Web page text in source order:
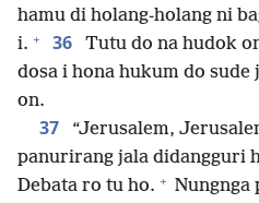
hamu di holang-holang ni
i. + 36
Tutu do na hudok
dosa i hona hukum do
on.
37
“Jerusalem,
panurirang jala didangguri
Debata ro tu ho. + Nungnga